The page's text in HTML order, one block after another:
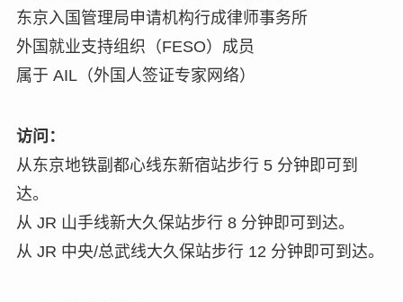
东京入国管理局申请机构行成律师事务所
外国就业支持组织（FESO）成员
属于 AIL（外国人签证专家网络）
访问：
从东京地铁副都心线东新宿站步行 5 分钟即可到
达。
从 JR 山手线新大久保站步行 8 分钟即可到达。
从 JR 中央/总武线大久保站步行 12 分钟即可到达。